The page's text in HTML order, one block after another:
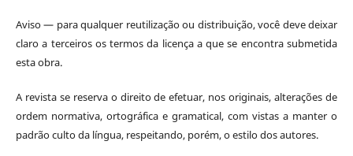
Aviso — para qualquer reutilização ou distribuição, você deve deixar
claro a terceiros os termos da licença a que se encontra submetida
esta obra.
A revista se reserva o direito de efetuar, nos originais, alterações de
ordem normativa, ortográfica e gramatical, com vistas a manter o
padrão culto da língua, respeitando, porém, o estilo dos autores.